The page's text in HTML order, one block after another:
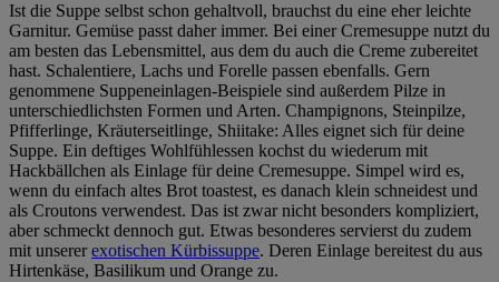
Ist die Suppe selbst schon gehaltvoll, brauchst du eine eher leichte
Garnitur. Gemüse passt daher immer. Bei einer Cremesuppe nutzt du
am besten das Lebensmittel, aus dem du auch die Creme zubereitet
hast. Schalentiere, Lachs und Forelle passen ebenfalls. Gern
genommene Suppeneinlagen-Beispiele sind außerdem Pilze in
unterschiedlichsten Formen und Arten. Champignons, Steinpilze,
Pfifferlinge, Kräuterseitlinge, Shiitake: Alles eignet sich für deine
Suppe. Ein deftiges Wohlfühlessen kochst du wiederum mit
Hackbällchen als Einlage für deine Cremesuppe. Simpel wird es,
wenn du einfach altes Brot toastest, es danach klein schneidest und
als Croutons verwendest. Das ist zwar nicht besonders kompliziert,
aber schmeckt dennoch gut. Etwas besonderes servierst du zudem
mit unserer exotischen Kürbissuppe. Deren Einlage bereitest du aus
Hirtenkäse, Basilikum und Orange zu.